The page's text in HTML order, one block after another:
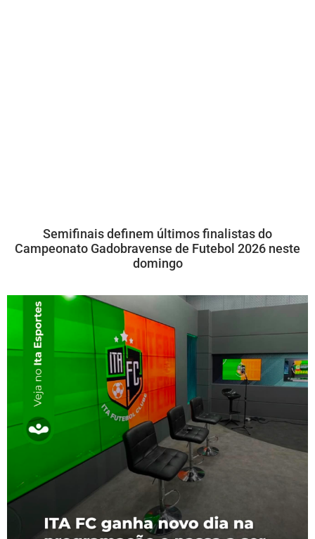
Semifinais definem últimos finalistas do
Campeonato Gadobravense de Futebol 2026 neste
domingo